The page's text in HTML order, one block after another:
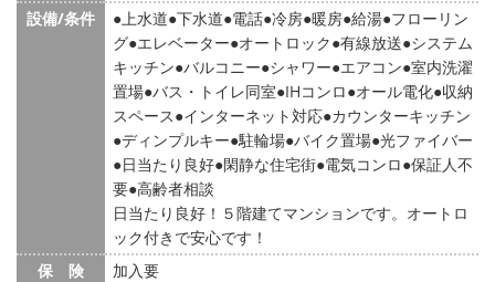
設備/条件
上水道 下水道 電話 冷房 暖房 給湯 フローリン
グ エレベーター オートロック 有線放送 システム
キッチン バルコニー シャワー エアコン 室内洗濯
置場 バス・トイレ同室 IHコンロ オール電化 収納
スペース インターネット対応 カウンターキッチン
ディンプルキー 駐輪場 バイク置場 光ファイバー
日当たり良好 閑静な住宅街 電気コンロ 保証人不
要 高齢者相談
日当たり良好！５階建てマンションです。オートロ
ック付きで安心です！
保 険
加入要